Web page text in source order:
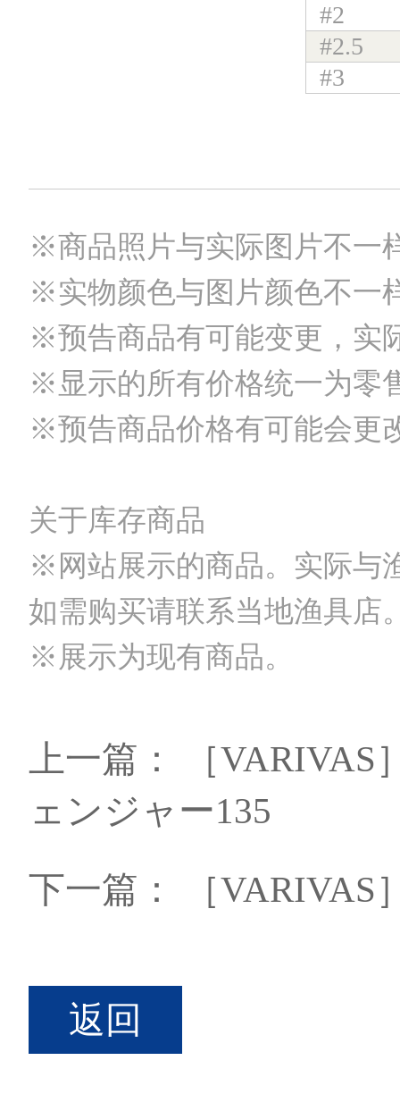
#2
#2.5
#3
※商品照片与实际图片不一
※实物颜色与图片颜色不一
※预告商品有可能变更，实
※显示的所有价格统一为零
※预告商品价格有可能会更
关于库存商品
※网站展示的商品。实际与
如需购买请联系当地渔具店
※展示为现有商品。
上一篇：
［
ェンジャー135
下一篇：
［
返回